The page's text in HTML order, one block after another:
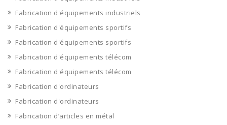
Fabrication d'équipements industriels
Fabrication d'équipements sportifs
Fabrication d'équipements sportifs
Fabrication d'équipements télécom
Fabrication d'équipements télécom
Fabrication d'ordinateurs
Fabrication d'ordinateurs
Fabrication d’articles en métal